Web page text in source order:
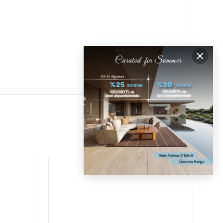
oturma alanlarınızda pratik bir kullanım sunar.
UV ışınlarına ve hava koşullarına dayanıklı
yapısı, uzun ömürlü kullanım avantajı sağlar.
Modern ve minimalist tasarım anlayışını
yansıtan Dedon Izon Yuvarlak Yan Sehpa,
lüks dış mekân mobilyaları arayanlar için ideal
bir tercihtir. Bahçe, balkon veya havuz kenarı
gibi farklı alanlarda zarif bir tamamlayıcı
olarak kullanılabilir.
54,5 cm
×